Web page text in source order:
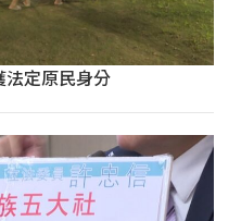
定原民身分